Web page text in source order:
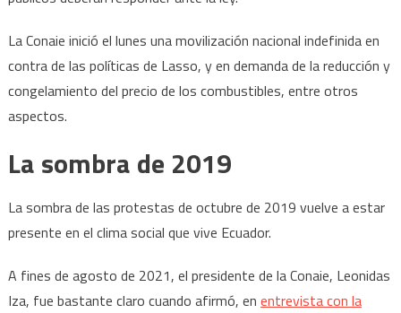
La Conaie inició el lunes una movilización nacional indefinida en
contra de las políticas de Lasso, y en demanda de la reducción y
congelamiento del precio de los combustibles, entre otros
aspectos.
La sombra de 2019
La sombra de las protestas de octubre de 2019 vuelve a estar
presente en el clima social que vive Ecuador.
A fines de agosto de 2021, el presidente de la Conaie, Leonidas
Iza, fue bastante claro cuando afirmó, en entrevista con la